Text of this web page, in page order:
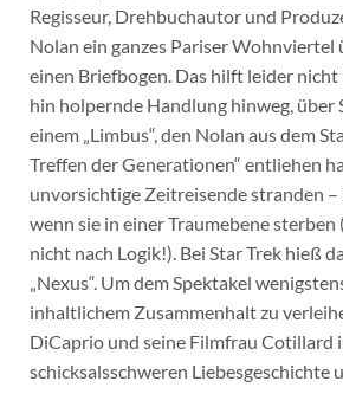
Regisseur, Drehbuchautor und
Nolan ein ganzes Pariser Wohnviertel
einen Briefbogen. Das hilft leider nicht
hin holpernde Handlung hinweg, über
einem „Limbus“, den Nolan aus dem
Treffen der Generationen“ entliehen
unvorsichtige Zeitreisende stranden –
wenn sie in einer Traumebene sterben
nicht nach Logik!). Bei Star Trek hieß
„Nexus“. Um dem Spektakel
inhaltlichem Zusammenhalt zu
DiCaprio und seine Filmfrau Cotillard
schicksalsschweren Liebesgeschichte